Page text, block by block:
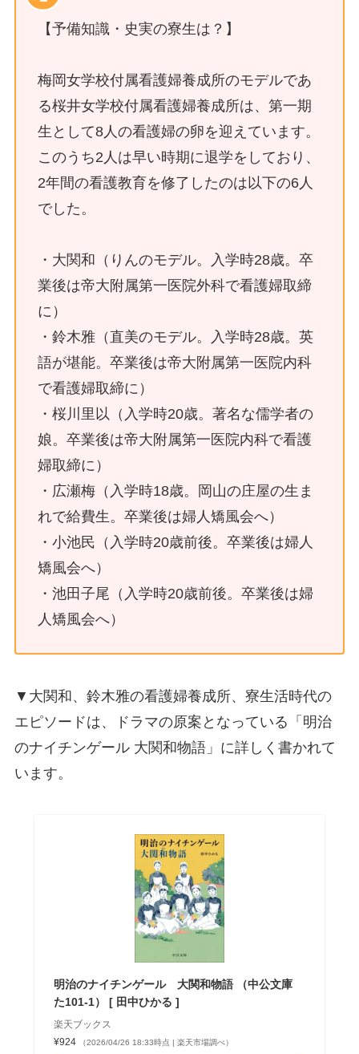
【予備知識・史実の寮生は？】
梅岡女学校付属看護婦養成所のモデルであ
る桜井女学校付属看護婦養成所は、第一期
生として8人の看護婦の卵を迎えています。
このうち2人は早い時期に退学をしており、
2年間の看護教育を修了したのは以下の6人
でした。
・大関和（りんのモデル。入学時28歳。卒
業後は帝大附属第一医院外科で看護婦取締
に）
・鈴木雅（直美のモデル。入学時28歳。英
語が堪能。卒業後は帝大附属第一医院内科
で看護婦取締に）
・桜川里以（入学時20歳。著名な儒学者の
娘。卒業後は帝大附属第一医院内科で看護
婦取締に）
・広瀬梅（入学時18歳。岡山の庄屋の生ま
れで給費生。卒業後は婦人矯風会へ）
・小池民（入学時20歳前後。卒業後は婦人
矯風会へ）
・池田子尾（入学時20歳前後。卒業後は婦
人矯風会へ）
▼大関和、鈴木雅の看護婦養成所、寮生活時代の
エピソードは、ドラマの原案となっている「明治
のナイチンゲール 大関和物語」に詳しく書かれて
います。
明治のナイチンゲール 大関和物語 （中公文庫
た101-1） [ 田中ひかる ]
楽天ブックス
¥924
（2026/04/26 18:33時点 | 楽天市場調べ）